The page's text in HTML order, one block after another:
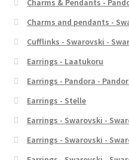
Charms & Pendants -
Charms and pendants -
Cufflinks - Swarovski -
Earrings - Laatukoru
Earrings - Pandora -
Earrings - Stelle
Earrings - Swarovski -
Earrings - Swarovski -